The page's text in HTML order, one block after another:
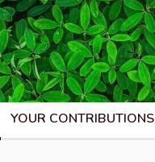
YOUR CONTRIBUTIONS